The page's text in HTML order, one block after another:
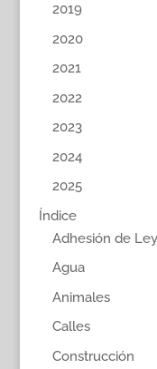
2019
2020
2021
2022
2023
2024
2025
Índice
Adhesión de Ley
Agua
Animales
Calles
Construcción